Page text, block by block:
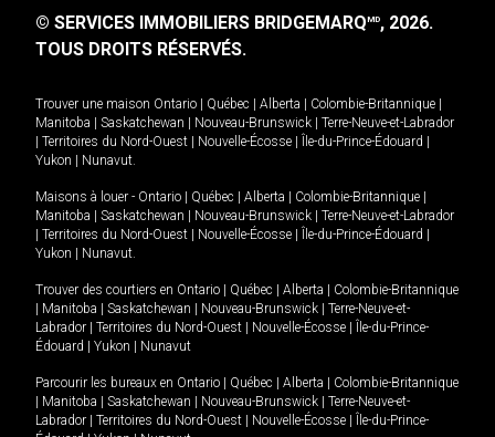
© SERVICES IMMOBILIERS BRIDGEMARQMD, 2026.
TOUS DROITS RÉSERVÉS.
Trouver une maison Ontario Québec Alberta Colombie-Britannique
Manitoba
Saskatchewan Nouveau-Brunswick
Terre-Neuve-et-Labrador
Territoires du Nord-Ouest Nouvelle-Écosse Île-du-Prince-Édouard
Yukon
Nunavut.
Maisons à louer - Ontario Québec Alberta Colombie-Britannique
Manitoba
Saskatchewan Nouveau-Brunswick
Terre-Neuve-et-Labrador
Territoires du Nord-Ouest Nouvelle-Écosse Île-du-Prince-Édouard
Yukon
Nunavut.
Trouver des courtiers en Ontario Québec Alberta
Colombie-Britannique
Manitoba Saskatchewan Nouveau-Brunswick
Terre-Neuve-et-
Labrador
Territoires du Nord-Ouest Nouvelle-Écosse
Île-du-Prince-
Édouard
Yukon Nunavut
Parcourir les bureaux en Ontario Québec Alberta
Colombie-Britannique
Manitoba Saskatchewan Nouveau-Brunswick
Terre-Neuve-et-
Labrador
Territoires du Nord-Ouest Nouvelle-Écosse
Île-du-Prince-